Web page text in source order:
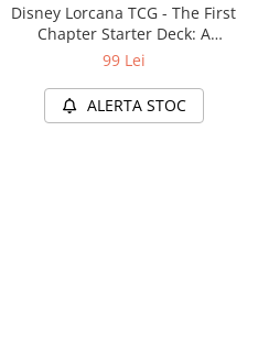
Disney Lorcana TCG - The First
Chapter Starter Deck: A
Steadfast Strategy (EN)
99 Lei
ALERTA STOC